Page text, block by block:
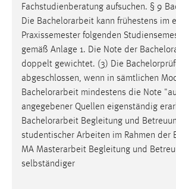
Fachstudienberatung aufsuchen. § 9
Die Bachelorarbeit kann frühestens im
Praxissemester folgenden
gemäß Anlage 1. Die Note der
doppelt gewichtet. (3) Die
abgeschlossen, wenn in sämtlichen
Bachelorarbeit mindestens die Note
angegebener Quellen eigenständig
Bachelorarbeit Begleitung und
studentischer Arbeiten im Rahmen der
MA Masterarbeit Begleitung und
selbständiger